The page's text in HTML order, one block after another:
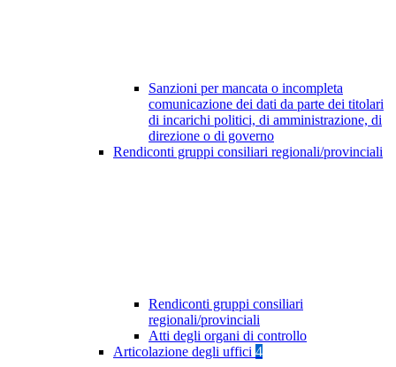
Sanzioni per mancata o incompleta
comunicazione dei dati da parte dei titolari
di incarichi politici, di amministrazione, di
direzione o di governo
Rendiconti gruppi consiliari regionali/provinciali
Rendiconti gruppi consiliari
regionali/provinciali
Atti degli organi di controllo
Articolazione degli uffici 4